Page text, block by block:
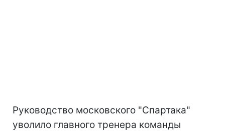
Руководство московского "Спартака"
уволило главного тренера команды